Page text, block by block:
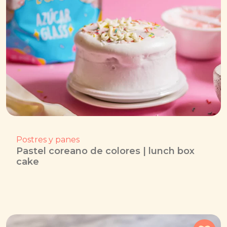
Postres y panes
Pastel coreano de colores | lunch box
cake